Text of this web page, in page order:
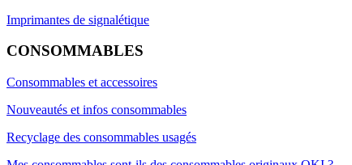
Imprimantes de signalétique
CONSOMMABLES
Consommables et accessoires
Nouveautés et infos consommables
Recyclage des consommables usagés